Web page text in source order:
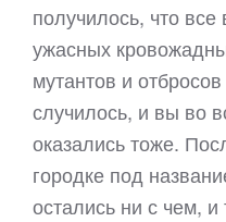
получилось, что все
ужасных
мутантов и
случилось, и вы во
оказались тоже.
городке под
остались ни с чем,